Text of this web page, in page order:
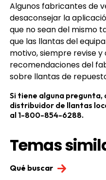
Algunos fabricantes de
desaconsejar la
que no sean del mismo
que las llantas del
motivo, siempre revise y
recomendaciones del
sobre llantas de
Si tiene alguna pregunta,
distribuidor de llantas
al 1-800-854-6288.
Temas
Qué buscar